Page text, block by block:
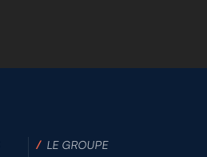
/ LE GROUPE